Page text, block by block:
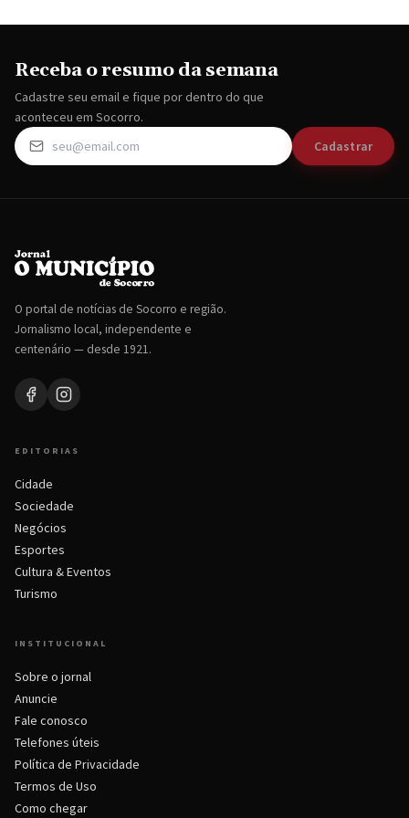
Receba o resumo da semana
Cadastre seu email e fique por dentro do que
aconteceu em Socorro.
Cadastrar
O portal de notícias de Socorro e região.
Jornalismo local, independente e
centenário — desde 1921.
EDITORIAS
Cidade
Sociedade
Negócios
Esportes
Cultura & Eventos
Turismo
INSTITUCIONAL
Sobre o jornal
Anuncie
Fale conosco
Telefones úteis
Política de Privacidade
Termos de Uso
Como chegar